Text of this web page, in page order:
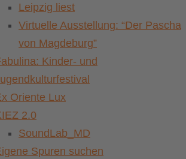
Leipzig liest
Virtuelle Ausstellung: “Der Pascha
von Magdeburg”
Kinder- und
Oriente Lux
2.0
SoundLab_MD
Spuren suchen